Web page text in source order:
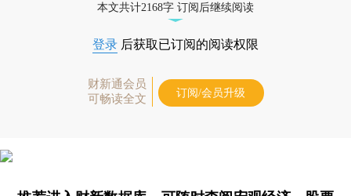
本文共计2168字 订阅后继续阅读
登录 后获取已订阅的阅读权限
财新通会员
可畅读全文
订阅/会员升级